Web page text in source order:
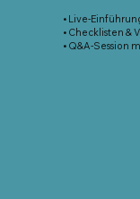
• Live-
• Checklisten &
• Q&A-Session